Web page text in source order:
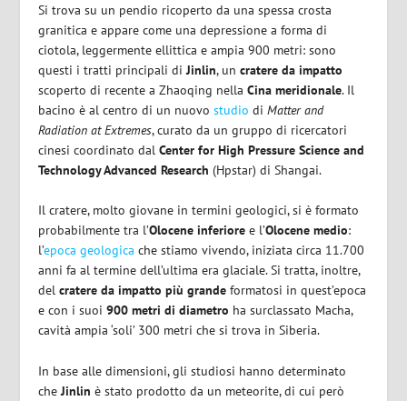
Si trova su un pendio ricoperto da una spessa crosta
granitica e appare come una depressione a forma di
ciotola, leggermente ellittica e ampia 900 metri: sono
questi i tratti principali diJinlin, uncratere da impatto
scoperto di recente a Zhaoqing nellaCina meridionale. Il
bacino è al centro di un nuovostudio diMatter and
Radiation at Extremes, curato da un gruppo di ricercatori
cinesi coordinato dalCenter for High Pressure Science and
Technology Advanced Research (Hpstar) di Shangai.
Il cratere, molto giovane in termini geologici, si è formato
probabilmente tra l’Olocene inferiore e l’Olocene medio:
l’epoca geologica che stiamo vivendo, iniziata circa 11.700
anni fa al termine dell’ultima era glaciale. Si tratta, inoltre,
delcratere da impatto più grande formatosi in quest’epoca
e con i suoi900 metri di diametro ha surclassato Macha,
cavità ampia ‘soli’ 300 metri che si trova in Siberia.
In base alle dimensioni, gli studiosi hanno determinato
cheJinlin è stato prodotto da un meteorite, di cui però